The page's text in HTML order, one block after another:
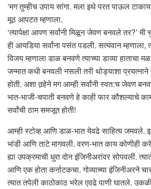
‘मग तुम्हीच उपाय सांगा. मला इथे परत पाऊल
मूठ आपटत म्हणाला.
‘त्यापेक्षा आपण सर्वांनी मिळून जेवण बनवले तर?’
ही आयडिया सर्वांना पसंत पडली. सत्यवान म्हणाला,
विजय म्हणाला डाळ बनवणे त्याच्या डाव्या हाताचा
जन्मात कधी बनवली नसली तरी थोड्याशा
होती. अशा तर्‍हेने मग आम्ही सर्वांनी स्वत:च जेवण
भात-भाजी-चपाती बनवणे हे काही फार कौशल्याचे
सर्वांची ठाम समजूत होती!
आम्ही स्टोव्ह आणि डाळ-भात येवढे साहित्य जमवले.
भांडी आणि ताटे मागवली. वरण-भात काय
ह्या उपक्रमाची धुरा दोन इंजिनीअरांवर सोपवली.
आणि एक होता कर्नाटकचा. गोव्याच्या इंजिनीअरने
त्यात तपेली काठोकाठ भरेल एवढे पाणी घातले.